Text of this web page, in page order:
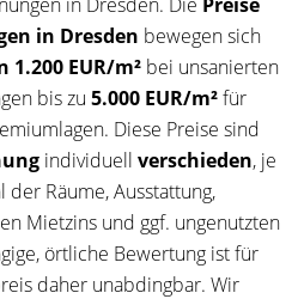
in Dresden bewegen sich
1.200 EUR/m² bei unsanierten
bis zu 5.000 EUR/m²für
Diese Preise sind
individuell verschieden, je
der Räume, Ausstattung,
Mietzins und ggf. ungenutzten
örtliche Bewertung ist für
daher unabdingbar. Wir